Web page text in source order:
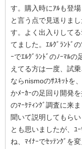
す。購入時にｱﾙも登
と言う点で見送りま
す。よく出入りしてる
てました。ｴﾙｸﾞﾗﾝﾄﾞ
ｰでｴﾙｸﾞﾗﾝﾄﾞのﾉｰﾏﾙ
えてる方は一度、試
ならnismoのｻｽｷｯﾄを
かﾒｰｶｰの足回り開発
のﾏｰｹﾃｨﾝｸﾞ調査に来
聞いて説明してもら
とも思いましたが、ﾕ
ね、ﾏｲﾅｰでｾｯﾃﾝｸﾞを